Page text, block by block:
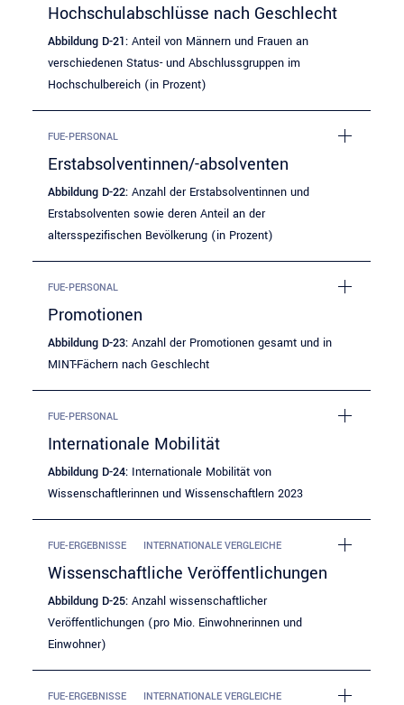
Hochschulabschlüsse nach Geschlecht
Abbildung D-21: Anteil von Männern und Frauen an
verschiedenen Status- und Abschlussgruppen im
Hochschulbereich (in Prozent)
FUE-PERSONAL
Erstabsolventinnen/-absolventen
Abbildung D-22: Anzahl der Erstabsolventinnen und
Erstabsolventen sowie deren Anteil an der
altersspezifischen Bevölkerung (in Prozent)
FUE-PERSONAL
Promotionen
Abbildung D-23: Anzahl der Promotionen gesamt und in
MINT-Fächern nach Geschlecht
FUE-PERSONAL
Internationale Mobilität
Abbildung D-24: Internationale Mobilität von
Wissenschaftlerinnen und Wissenschaftlern 2023
FUE-ERGEBNISSE INTERNATIONALE VERGLEICHE
Wissenschaftliche Veröffentlichungen
Abbildung D-25: Anzahl wissenschaftlicher
Veröffentlichungen (pro Mio. Einwohnerinnen und
Einwohner)
FUE-ERGEBNISSE INTERNATIONALE VERGLEICHE